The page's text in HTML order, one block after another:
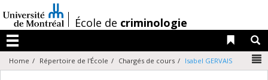
au
contenu
/École de criminologie
Menu
Liens
Home Répertoire de l'École Chargés de cours Isabel GERVAIS